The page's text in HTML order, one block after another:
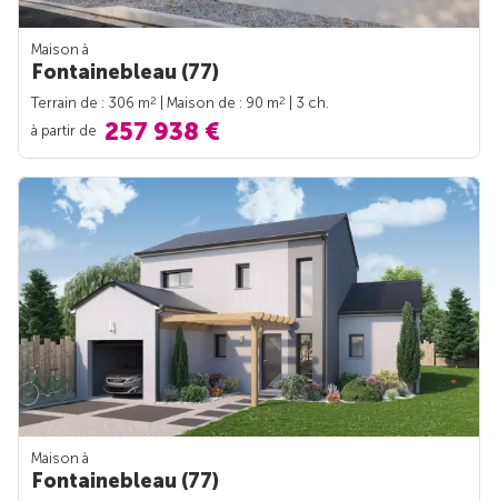
Maison à
Fontainebleau (77)
Terrain de : 306 m2 | Maison de : 90 m2
| 3 ch.
à partir de 257 938 €
Maison à
Fontainebleau (77)